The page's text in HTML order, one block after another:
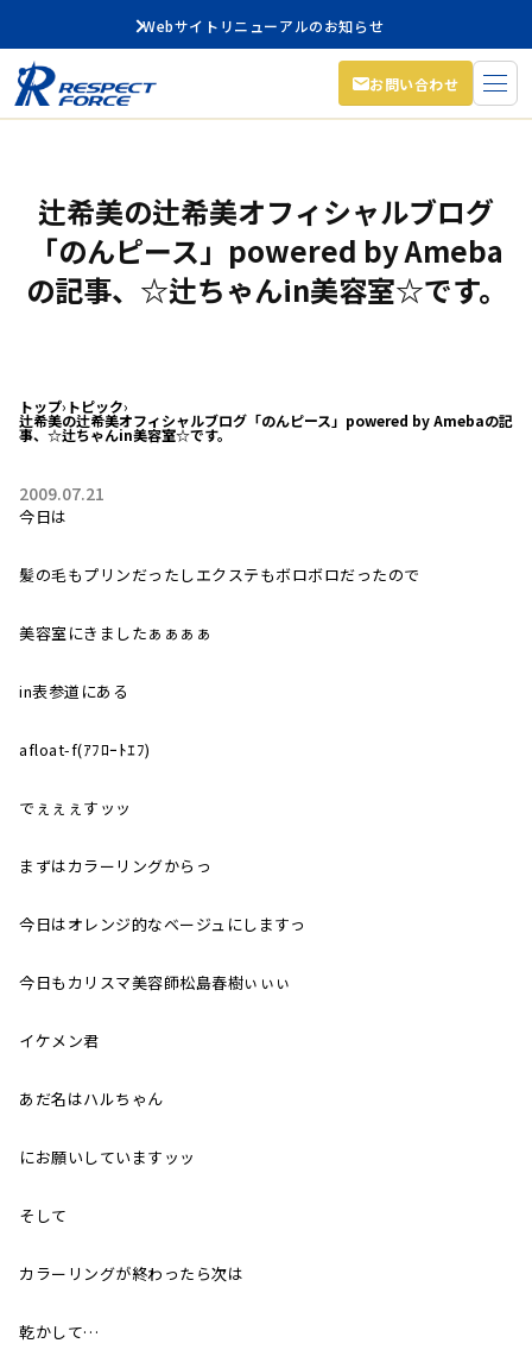
Webサイトリニューアルのお知らせ
お問い合わせ
辻希美の辻希美オフィシャルブログ
「のんピース」powered by Ameba
の記事、☆辻ちゃんin美容室☆です。
トップ› トピック›
辻希美の辻希美オフィシャルブログ「のんピース」powered by Amebaの記
事、☆辻ちゃんin美容室☆です。
2009.07.21
今日は
髪の毛もプリンだったしエクステもボロボロだったので
美容室にきましたぁぁぁぁ
in表参道にある
afloat-f(ｱﾌﾛｰﾄｴﾌ)
でぇぇぇすッッ
まずはカラーリングからっ
今日はオレンジ的なベージュにしますっ
今日もカリスマ美容師松島春樹ぃぃぃ
イケメン君
あだ名はハルちゃん
にお願いしていますッッ
そして
カラーリングが終わったら次は
乾かして…